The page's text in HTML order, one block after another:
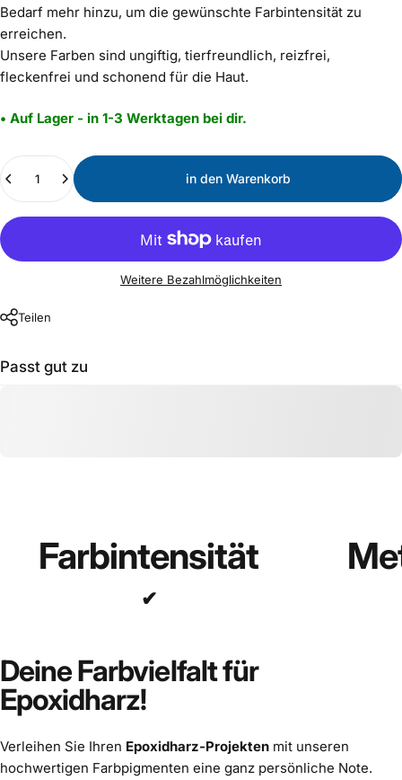
Bedarf mehr hinzu, um die gewünschte Farbintensität zu
erreichen.
Unsere Farben sind ungiftig, tierfreundlich, reizfrei,
fleckenfrei und schonend für die Haut.
• Auf Lager - in 1-3 Werktagen bei dir.
in den Warenkorb
Weitere Bezahlmöglichkeiten
Teilen
Passt gut zu
Farbintensität
✔
Deine Farbvielfalt für
Epoxidharz!
Verleihen Sie Ihren Epoxidharz-Projekten mit unseren
hochwertigen Farbpigmenten eine ganz persönliche Note.